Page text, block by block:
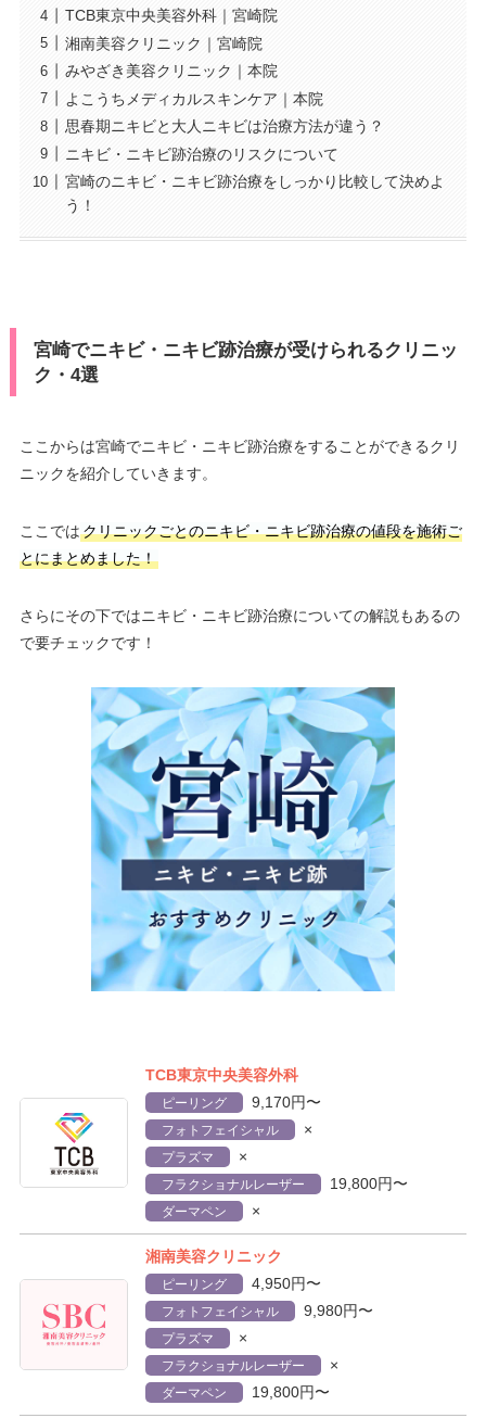
TCB東京中央美容外科｜宮崎院
湘南美容クリニック｜宮崎院
みやざき美容クリニック｜本院
よこうちメディカルスキンケア｜本院
思春期ニキビと大人ニキビは治療方法が違う？
ニキビ・ニキビ跡治療のリスクについて
宮崎のニキビ・ニキビ跡治療をしっかり比較して決めよ
う！
宮崎でニキビ・ニキビ跡治療が受けられるクリニッ
ク・4選
ここからは宮崎でニキビ・ニキビ跡治療をすることができるクリ
ニックを紹介していきます。
ここではクリニックごとのニキビ・ニキビ跡治療の値段を施術ご
とにまとめました！
さらにその下ではニキビ・ニキビ跡治療についての解説もあるの
で要チェックです！
TCB東京中央美容外科
ピーリング 9,170円〜
フォトフェイシャル ×
プラズマ ×
フラクショナルレーザー 19,800円〜
ダーマペン ×
湘南美容クリニック
ピーリング 4,950円〜
フォトフェイシャル 9,980円〜
プラズマ ×
フラクショナルレーザー ×
ダーマペン 19,800円〜